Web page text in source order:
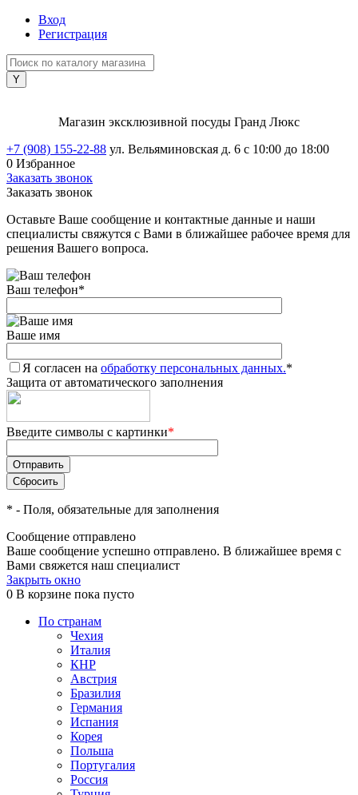
Вход
Регистрация
Магазин эксклюзивной посуды Гранд Люкс
+7 (908) 155-22-88 ул. Вельяминовская д. 6 с 10:00 до 18:00
0 Избранное
Заказать звонок
Заказать звонок
Оставьте Ваше сообщение и контактные данные и наши
специалисты свяжутся с Вами в ближайшее рабочее время для
решения Вашего вопроса.
Ваш телефон*
Ваше имя
Я согласен на обработку персональных данных.*
Защита от автоматического заполнения
Введите символы с картинки*
* - Поля, обязательные для заполнения
Сообщение отправлено
Ваше сообщение успешно отправлено. В ближайшее время с
Вами свяжется наш специалист
Закрыть окно
0 В корзине пока пусто
По странам
Чехия
Италия
КНР
Австрия
Бразилия
Германия
Испания
Корея
Польша
Португалия
Россия